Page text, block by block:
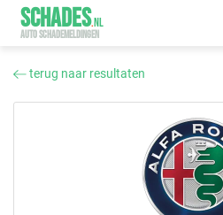
SCHADES.NL
AUTO SCHADEMELDINGEN
terug naar resultaten